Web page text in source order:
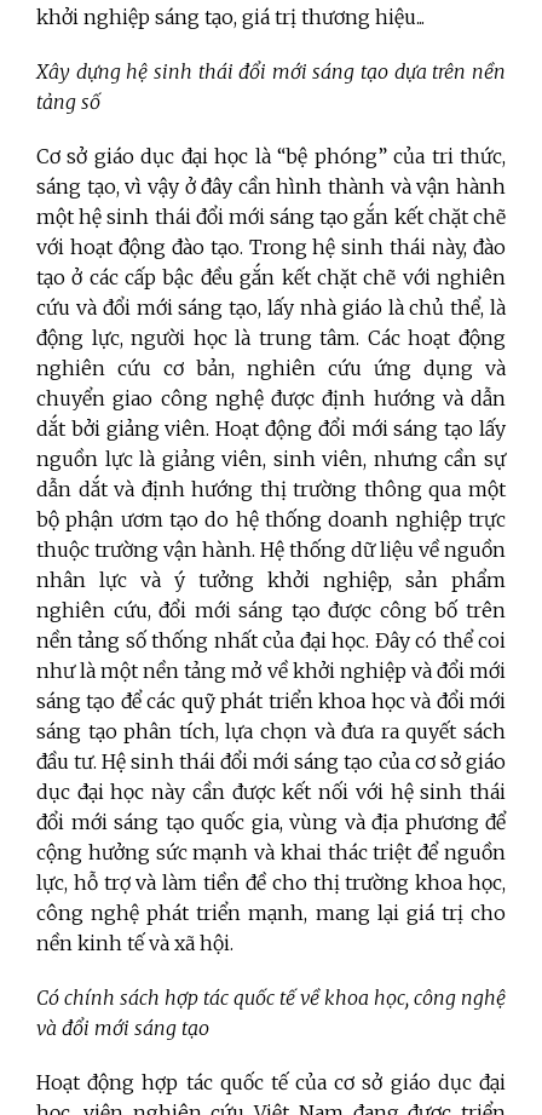
khởi nghiệp sáng tạo, giá trị thương hiệu...
Xây dựng hệ sinh thái đổi mới sáng tạo dựa trên nền
tảng số
Cơ sở giáo dục đại học là “bệ phóng” của tri thức,
sáng tạo, vì vậy ở đây cần hình thành và vận hành
một hệ sinh thái đổi mới sáng tạo gắn kết chặt chẽ
với hoạt động đào tạo. Trong hệ sinh thái này, đào
tạo ở các cấp bậc đều gắn kết chặt chẽ với nghiên
cứu và đổi mới sáng tạo, lấy nhà giáo là chủ thể, là
động lực, người học là trung tâm. Các hoạt động
nghiên cứu cơ bản, nghiên cứu ứng dụng và
chuyển giao công nghệ được định hướng và dẫn
dắt bởi giảng viên. Hoạt động đổi mới sáng tạo lấy
nguồn lực là giảng viên, sinh viên, nhưng cần sự
dẫn dắt và định hướng thị trường thông qua một
bộ phận ươm tạo do hệ thống doanh nghiệp trực
thuộc trường vận hành. Hệ thống dữ liệu về nguồn
nhân lực và ý tưởng khởi nghiệp, sản phẩm
nghiên cứu, đổi mới sáng tạo được công bố trên
nền tảng số thống nhất của đại học. Đây có thể coi
như là một nền tảng mở về khởi nghiệp và đổi mới
sáng tạo để các quỹ phát triển khoa học và đổi mới
sáng tạo phân tích, lựa chọn và đưa ra quyết sách
đầu tư. Hệ sinh thái đổi mới sáng tạo của cơ sở giáo
dục đại học này cần được kết nối với hệ sinh thái
đổi mới sáng tạo quốc gia, vùng và địa phương để
cộng hưởng sức mạnh và khai thác triệt để nguồn
lực, hỗ trợ và làm tiền đề cho thị trường khoa học,
công nghệ phát triển mạnh, mang lại giá trị cho
nền kinh tế và xã hội.
Có chính sách hợp tác quốc tế về khoa học, công nghệ
và đổi mới sáng tạo
Hoạt động hợp tác quốc tế của cơ sở giáo dục đại